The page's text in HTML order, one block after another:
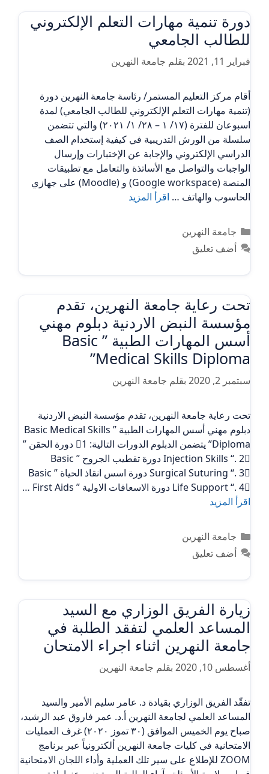
دورة تنمية مهارات التعلم الإلكتروني
للطالب الجامعي
فبراير 11, 2021 بقلم جامعة النهرين
أقام مركز التعليم المستمر/ رئاسة جامعة النهرين دورة
(تنمية مهارات التعلم الإلكتروني للطالب الجامعي) لمدة
اسبوعان للفترة (١٧/ ١ – ٢٨/ ١/ ٢٠٢١) والتي تتضمن
سلسلة من الورش التدريبية في كيفية إستخدام الصف
الدراسي الإلكتروني والإجابة عن الإختبارات وإرسال
الواجبات والتواصل مع الأساتذة والتعامل مع تطبيقات
المنصة (Google workspace) و (Moodle) على جهازي
الحاسوب والهاتف … اقرأ المزيد
التصنيفات
جامعة النهرين
أضف تعليق
تحت رعاية جامعة النهرين، تقدم
مؤسسة النبض الاردنية دبلوم مهني
أسس المهارات الطبية ” Basic
Medical Skills Diploma”
سبتمبر 2, 2020 بقلم جامعة النهرين
تحت رعاية جامعة النهرين، تقدم مؤسسة النبض الاردنية
دبلوم مهني أسس المهارات الطبية ” Basic Medical Skills
Diploma” يتضمن الدبلوم الدورات التالية: 1⃣ دورة الحقن ”
Injection Skills “. 2⃣ دورة تقطيب الجروح ” Basic
Surgical Suturing “. 3⃣ دورة اسس انقاذ الحياة ” Basic
Life Support “. 4⃣ دورة الاسعافات الاولية ” First Aids …
اقرأ المزيد
التصنيفات
جامعة النهرين
أضف تعليق
زيارة الفريق الوزاري مع السيد
المساعد العلمي لتفقد الطلبة في
جامعة النهرين اثناء اجراء الامتحان
أغسطس 10, 2020 بقلم جامعة النهرين
تفقّد الفريق الوزاري بقيادة د. عامر سليم الأمير والسيد
المساعد العلمي لجامعة النهرين أ.د. عمر فاروق عبد الرشيد،
صباح يوم الخميس الموافق (٣٠ تموز ٢٠٢٠) غرف العمليات
الامتحانية في كليات جامعة النهرين ألكترونياً عبر برنامج
ZOOM للإطلاع على سير تلك العملية وأداء اللجان الامتحانية